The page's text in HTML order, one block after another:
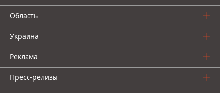
Область
Украина
Реклама
Пресс-релизы